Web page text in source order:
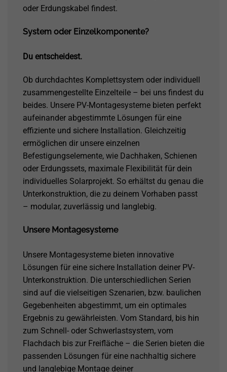
oder Erdungskabel findest.
System oder Einzelkomponente?
Du entscheidest.
Ob durchdachtes Komplettsystem oder individuell
zusammengestellte Einzelteile – bei uns findest du
beides. Unsere PV-Montagesysteme bieten perfekt
aufeinander abgestimmte Lösungen für eine
effiziente und sichere Installation. Gleichzeitig
ermöglichen dir unsere einzelnen
Befestigungselemente, wie Dachhaken, Schienen
oder Erdungssets, maximale Flexibilität für dein
individuelles Solarprojekt. So erhältst du genau die
Unterkonstruktion, die zu deinem Vorhaben passt
– modular, zuverlässig und langlebig.
Unsere Montagesysteme
Unsere Montagesysteme bieten innovative
Lösungen für eine sichere Installation deiner PV-
Unterkonstruktion. Die unterschiedlichen Serien
sind auf die vielseitigen Szenarien, bzw. baulichen
Gegebenheiten abgestimmt, um ein optimales
Ergebnis zu gewährleisten. Vom Standard, bis hin
zum Schnell- oder Schwerlastsystem, vom
Flachdach bis zur Freifläche – die Serien bieten die
passenden Lösungen für eine nachhaltig sichere
und langlebige Montage deiner